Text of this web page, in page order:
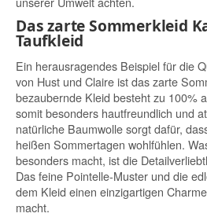
Das zarte Sommerkleid
Taufkleid
Ein herausragendes Beispiel für die
von Hust und Claire ist das zarte
bezaubernde Kleid besteht zu 100%
somit besonders hautfreundlich und
natürliche Baumwolle sorgt dafür,
heißen Sommertagen wohlfühlen.
besonders macht, ist die
Das feine Pointelle-Muster und die
dem Kleid einen einzigartigen
macht.